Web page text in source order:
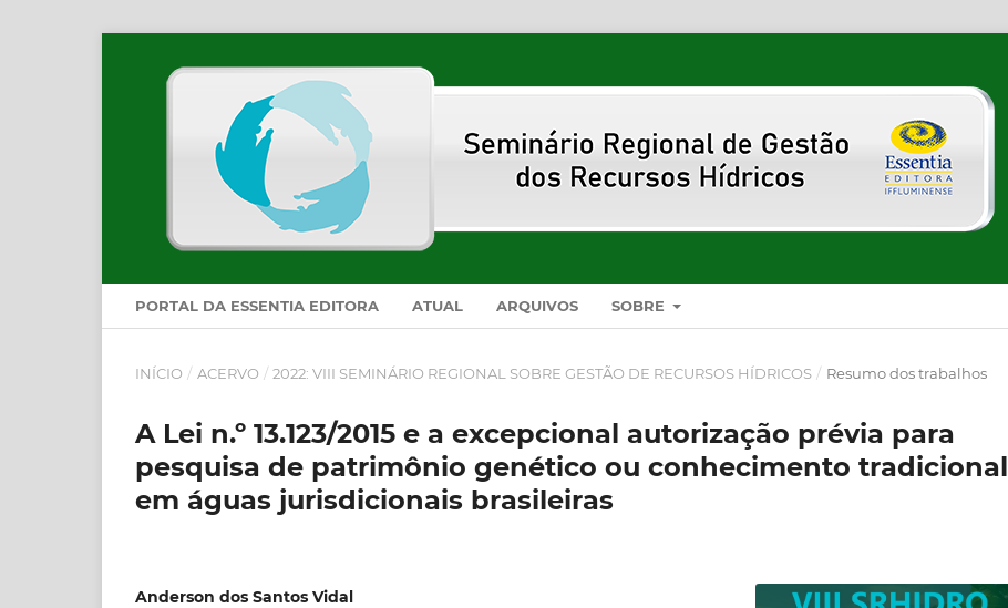
PORTAL DA ESSENTIA EDITORA ATUAL ARQUIVOS SOBRE
INÍCIO / ACERVO / 2022: VIII SEMINÁRIO REGIONAL SOBRE GESTÃO DE RECURSOS HÍDRICOS / Resumo dos trabalhos
A Lei n.º 13.123/2015 e a excepcional autorização prévia para
pesquisa de patrimônio genético ou conhecimento tradicional
em águas jurisdicionais brasileiras
Anderson dos Santos Vidal